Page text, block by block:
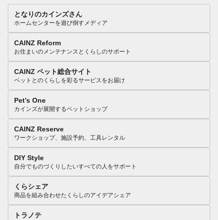
となりのカインズさん
ホームセンターを遊び倒すメディア
CAINZ Reform
お住まいのメンテナンスとくらしのサポート
CAINZ ペット総合サイト
ペットとのくらしを彩るサービスをお届け
Pet’s One
カインズが展開するペットショップ
CAINZ Reserve
ワークショップ、施設予約、工具レンタル
DIY Style
自分でものづくりしたいすべての人をサポート
くらシェア
商品を組み合わせたくらしのアイデアシェア
トラノテ